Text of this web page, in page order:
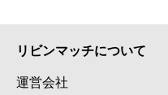
リビンマッチについて
運営会社